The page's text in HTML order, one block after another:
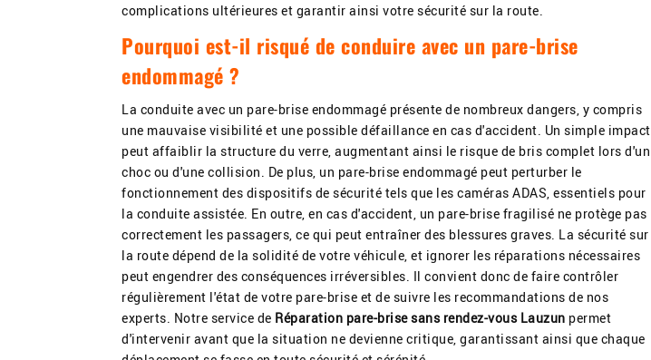
complications ultérieures et garantir ainsi votre sécurité sur la route.
Pourquoi est-il risqué de conduire avec un pare-brise
endommagé ?
La conduite avec un pare-brise endommagé présente de nombreux dangers, y compris
une mauvaise visibilité et une possible défaillance en cas d'accident. Un simple impact
peut affaiblir la structure du verre, augmentant ainsi le risque de bris complet lors d'un
choc ou d'une collision. De plus, un pare-brise endommagé peut perturber le
fonctionnement des dispositifs de sécurité tels que les caméras ADAS, essentiels pour
la conduite assistée. En outre, en cas d'accident, un pare-brise fragilisé ne protège pas
correctement les passagers, ce qui peut entraîner des blessures graves. La sécurité sur
la route dépend de la solidité de votre véhicule, et ignorer les réparations nécessaires
peut engendrer des conséquences irréversibles. Il convient donc de faire contrôler
régulièrement l'état de votre pare-brise et de suivre les recommandations de nos
experts. Notre service de Réparation pare-brise sans rendez-vous Lauzun permet
d'intervenir avant que la situation ne devienne critique, garantissant ainsi que chaque